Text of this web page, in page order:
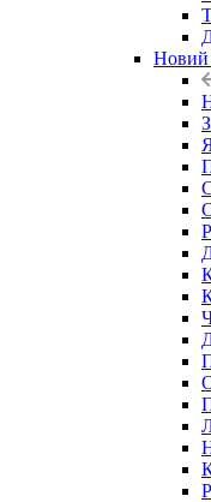
Новий